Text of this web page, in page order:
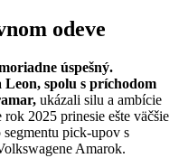
odeve
úspešný.
spolu s príchodom
ukázali silu a ambície
2025 prinesie ešte väčšie
pick-upov s
Amarok.